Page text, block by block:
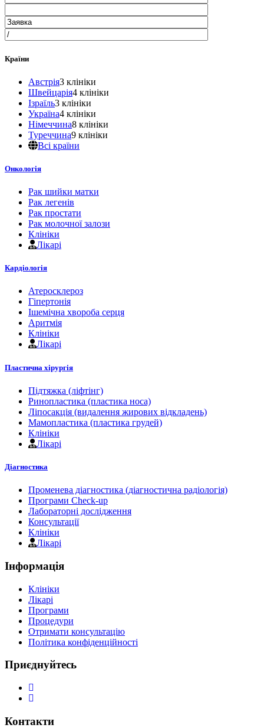
Країни
Австрія3 клініки
Швейцарія4 клініки
Ізраїль3 клініки
Україна4 клініки
Німеччина8 клініки
Туреччина9 клініки
Всі країни
Онкологія
Рак шийки матки
Рак легенів
Рак простати
Рак молочної залози
Клініки
Лікарі
Кардіологія
Атеросклероз
Гіпертонія
Ішемічна хвороба серця
Аритмія
Клініки
Лікарі
Пластична хірургія
Підтяжка (ліфтінг)
Ринопластика (пластика носа)
Ліпосакція (видалення жирових відкладень)
Мамопластика (пластика грудей)
Клініки
Лікарі
Діагностика
Променева діагностика (діагностична радіологія)
Програми Check-up
Лабораторні дослідження
Консультації
Клініки
Лікарі
Інформація
Клініки
Лікарі
Програми
Процедури
Отримати консультацію
Політика конфіденційності
Приєднуйтесь
Контакти